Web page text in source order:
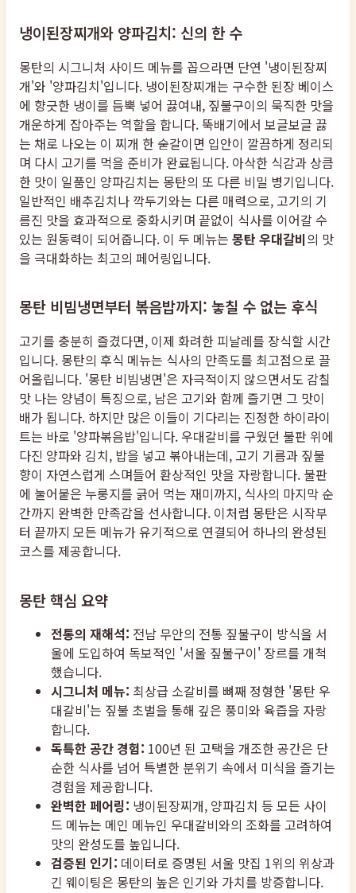
냉이된장찌개와 양파김치: 신의 한 수
몽탄의 시그니처 사이드 메뉴를 꼽으라면 단연 '냉이된장찌
개'와 '양파김치'입니다. 냉이된장찌개는 구수한 된장 베이스
에 향긋한 냉이를 듬뿍 넣어 끓여내, 짚불구이의 묵직한 맛을
개운하게 잡아주는 역할을 합니다. 뚝배기에서 보글보글 끓
는 채로 나오는 이 찌개 한 숟갈이면 입안이 깔끔하게 정리되
며 다시 고기를 먹을 준비가 완료됩니다. 아삭한 식감과 상큼
한 맛이 일품인 양파김치는 몽탄의 또 다른 비밀 병기입니다.
일반적인 배추김치나 깍두기와는 다른 매력으로, 고기의 기
름진 맛을 효과적으로 중화시키며 끝없이 식사를 이어갈 수
있는 원동력이 되어줍니다. 이 두 메뉴는 몽탄 우대갈비의 맛
을 극대화하는 최고의 페어링입니다.
몽탄 비빔냉면부터 볶음밥까지: 놓칠 수 없는 후식
고기를 충분히 즐겼다면, 이제 화려한 피날레를 장식할 시간
입니다. 몽탄의 후식 메뉴는 식사의 만족도를 최고점으로 끌
어올립니다. '몽탄 비빔냉면'은 자극적이지 않으면서도 감칠
맛 나는 양념이 특징으로, 남은 고기와 함께 즐기면 그 맛이
배가 됩니다. 하지만 많은 이들이 기다리는 진정한 하이라이
트는 바로 '양파볶음밥'입니다. 우대갈비를 구웠던 불판 위에
다진 양파와 김치, 밥을 넣고 볶아내는데, 고기 기름과 짚불
향이 자연스럽게 스며들어 환상적인 맛을 자랑합니다. 불판
에 눌어붙은 누룽지를 긁어 먹는 재미까지, 식사의 마지막 순
간까지 완벽한 만족감을 선사합니다. 이처럼 몽탄은 시작부
터 끝까지 모든 메뉴가 유기적으로 연결되어 하나의 완성된
코스를 제공합니다.
몽탄 핵심 요약
전통의 재해석: 전남 무안의 전통 짚불구이 방식을 서
울에 도입하여 독보적인 '서울 짚불구이' 장르를 개척
했습니다.
시그니처 메뉴: 최상급 소갈비를 뼈째 정형한 '몽탄 우
대갈비'는 짚불 초벌을 통해 깊은 풍미와 육즙을 자랑
합니다.
독특한 공간 경험: 100년 된 고택을 개조한 공간은 단
순한 식사를 넘어 특별한 분위기 속에서 미식을 즐기는
경험을 제공합니다.
완벽한 페어링: 냉이된장찌개, 양파김치 등 모든 사이
드 메뉴는 메인 메뉴인 우대갈비와의 조화를 고려하여
맛의 완성도를 높입니다.
검증된 인기: 데이터로 증명된 서울 맛집 1위의 위상과
긴 웨이팅은 몽탄의 높은 인기와 가치를 방증합니다.